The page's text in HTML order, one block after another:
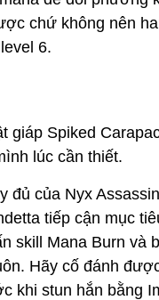
chứ không nên
6.
giáp Spiked
lúc cần thiết.
đủ của Nyx
tiếp cận mục
skill Mana Burn và
Hãy cố đánh
khi stun hắn bằng